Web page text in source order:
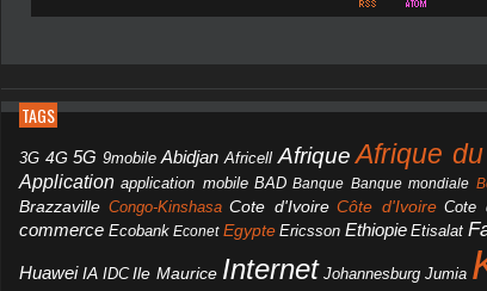
TAGS
3G 4G 5G 9mobile Abidjan Africell Afrique Afrique
Application application mobile BAD Banque Banque mondiale
Brazzaville Congo-Kinshasa Cote d'Ivoire Côte d'Ivoire Cote
commerce Ecobank Econet Egypte Ericsson Ethiopie Etisalat
Huawei IA IDC Ile Maurice Internet Johannesburg Jumia